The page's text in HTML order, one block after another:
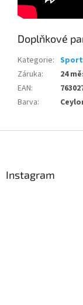
Doplňkové
Kategorie:
Záruka:
24
EAN:
Barva:
Instagram